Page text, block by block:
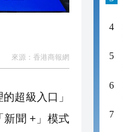
20:31
來源： 香港商報網
超級入口」
新聞 +」模式